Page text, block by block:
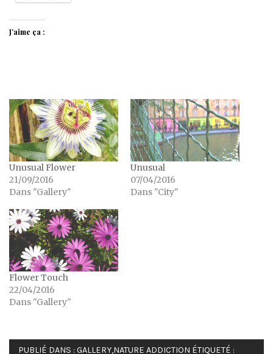
J’aime ça :
Unusual Flower
21/09/2016
Dans "Gallery"
Unusual
07/04/2016
Dans "City"
Flower Touch
22/04/2016
Dans "Gallery"
PUBLIÉ DANS : GALLERY,NATURE ADDICTION ÉTIQUETÉ :